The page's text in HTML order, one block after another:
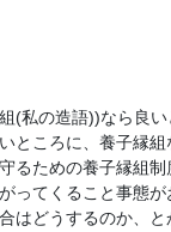
(私の造語))なら良
ところに、養子縁組
るための養子縁組
ってくること事態が
はどうするのか、